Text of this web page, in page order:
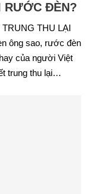
RƯỚC ĐÈN?
TRUNG THU LẠI
ông sao, rước đèn
của người Việt
trung thu lại…